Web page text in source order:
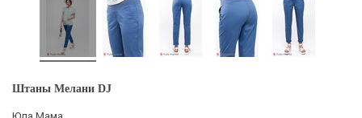
Штаны Мелани DJ